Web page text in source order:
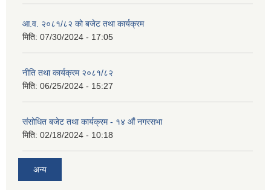
आ.व. २०८१/८२ को बजेट तथा कार्यक्रम
मिति: 07/30/2024 - 17:05
नीति तथा कार्यक्रम २०८१/८२
मिति: 06/25/2024 - 15:27
संसोधित बजेट तथा कार्यक्रम - १४ औं नगरसभा
मिति: 02/18/2024 - 10:18
अन्य